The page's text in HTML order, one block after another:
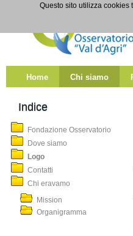
Salta al contenuto
Home Chi siamo
Indice
Fondazione Osservatorio
Dove siamo
Logo
Contatti
Chi eravamo
Mission
Organigramma
Questo sito utilizza